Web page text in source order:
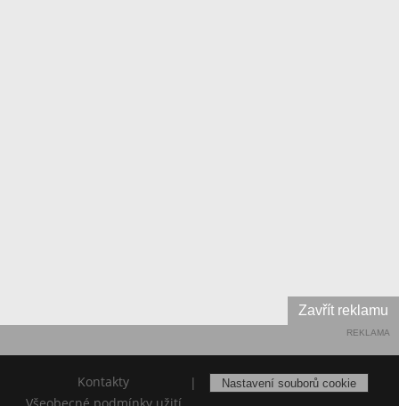
REKLAMA
Kontakty
| Nastavení souborů cookie
Zavřít reklamu